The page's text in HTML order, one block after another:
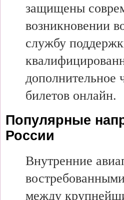
защищены
возникновении
службу
дополнительное
билетов онлайн.
Популярные
России
Внутренние
между